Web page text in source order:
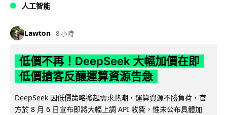
人工智能
Lawton 8 小時
低價不再！DeepSeek 大幅加價在即
低價搶客反釀運算資源告急
DeepSeek 因低價策略掀起需求熱潮，運算資源不勝負荷，官
方於 8 月 6 日宣布即將大幅上調 API 收費，惟未公布具體加